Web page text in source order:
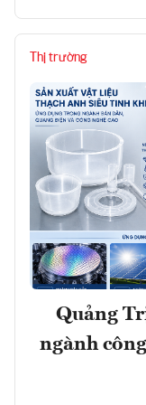
Thị trường
Quảng
ngành